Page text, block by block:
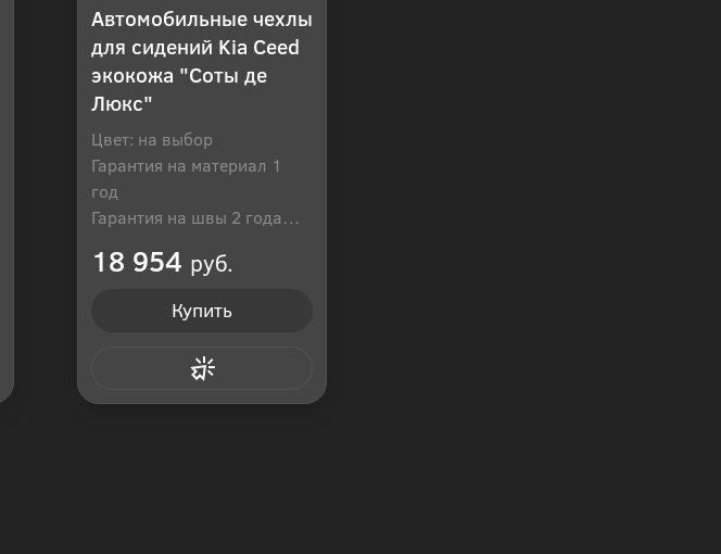
Автомобильные чехлы
для сидений Kia Ceed
экокожа "Соты де
Люкс"
Цвет: на выбор
Гарантия на материал 1
год
Гарантия на швы 2 года
18 954 руб.
Купить